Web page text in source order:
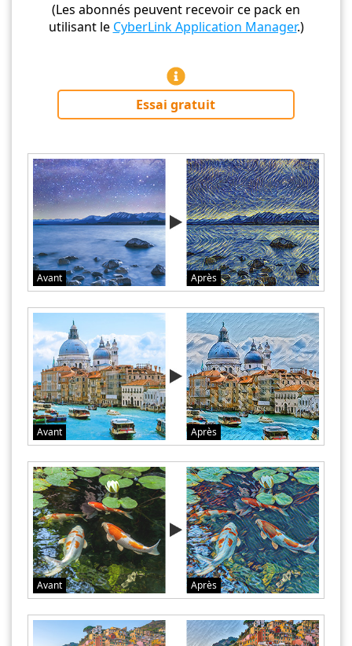
(Les abonnés peuvent recevoir ce pack en
utilisant le CyberLink Application Manager.)
Essai gratuit
Avant Après
Avant Après
Avant Après